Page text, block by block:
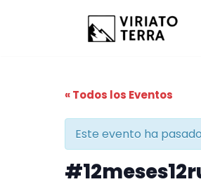
« Todos los Eventos
Este evento ha